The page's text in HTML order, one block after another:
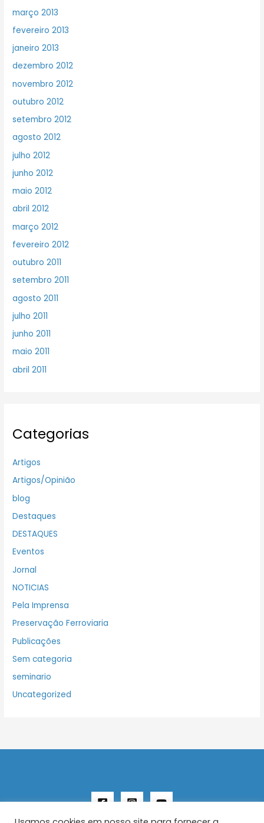
março 2013
fevereiro 2013
janeiro 2013
dezembro 2012
novembro 2012
outubro 2012
setembro 2012
agosto 2012
julho 2012
junho 2012
maio 2012
abril 2012
março 2012
fevereiro 2012
outubro 2011
setembro 2011
agosto 2011
julho 2011
junho 2011
maio 2011
abril 2011
Categorias
Artigos
Artigos/Opinião
blog
Destaques
DESTAQUES
Eventos
Jornal
NOTICIAS
Pela Imprensa
Preservação Ferroviaria
Publicações
Sem categoria
seminario
Uncategorized